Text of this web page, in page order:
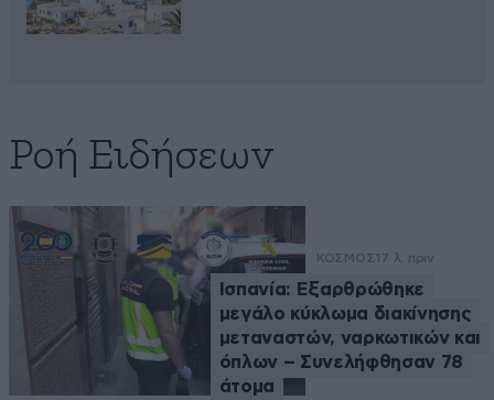
Ροή Ειδήσεων
ΚΟΣΜΟΣ 17 λ. πριν
Ισπανία: Εξαρθρώθηκε
μεγάλο κύκλωμα διακίνησης
μεταναστών, ναρκωτικών και
όπλων – Συνελήφθησαν 78
άτομα